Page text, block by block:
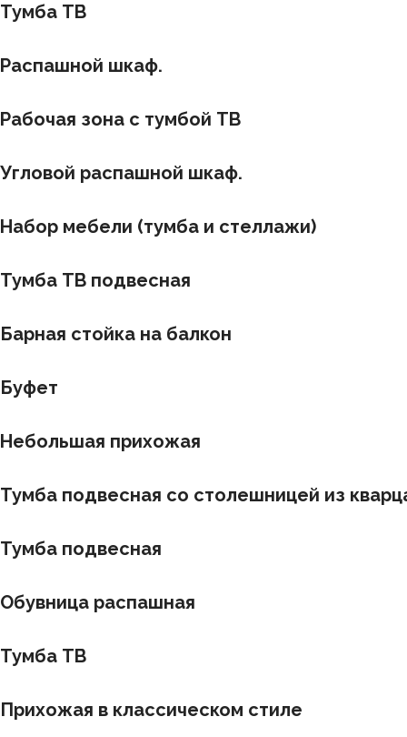
Тумба ТВ
Распашной шкаф.
Рабочая зона с тумбой ТВ
Угловой распашной шкаф.
Набор мебели (тумба и стеллажи)
Тумба ТВ подвесная
Барная стойка на балкон
Буфет
Небольшая прихожая
Тумба подвесная со столешницей из
Тумба подвесная
Обувница распашная
Тумба ТВ
Прихожая в классическом стиле